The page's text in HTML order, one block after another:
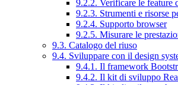
9.2.2. Verificare le feature
9.2.3. Strumenti e risorse
9.2.4. Supporto browser
9.2.5. Misurare le
9.3. Catalogo del riuso
9.4. Sviluppare con il design
9.4.1. Il framework
9.4.2. Il kit di sviluppo